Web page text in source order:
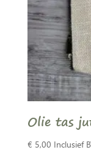
Olie tas
€ 5,00 Inclusief